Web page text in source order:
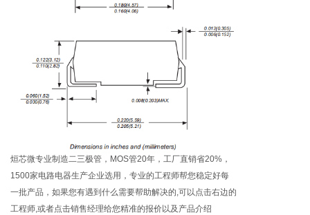
烜芯微专业制造二三极管，MOS管20年，工厂直销省20%，
1500家电路电器生产企业选用，专业的工程师帮您稳定好每
一批产品，如果您有遇到什么需要帮助解决的,可以点击右边的
工程师,或者点击销售经理给您精准的报价以及产品介绍